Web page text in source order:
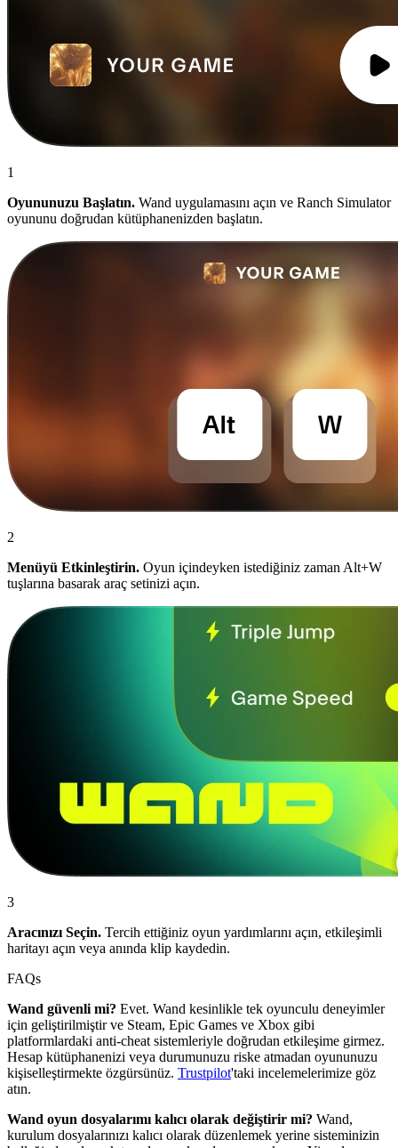
1
Oyununuzu Başlatın. Wand uygulamasını açın ve Ranch Simulator
oyununu doğrudan kütüphanenizden başlatın.
2
Menüyü Etkinleştirin. Oyun içindeyken istediğiniz zaman Alt+W
tuşlarına basarak araç setinizi açın.
3
Aracınızı Seçin. Tercih ettiğiniz oyun yardımlarını açın, etkileşimli
haritayı açın veya anında klip kaydedin.
FAQs
Wand güvenli mi? Evet. Wand kesinlikle tek oyunculu deneyimler
için geliştirilmiştir ve Steam, Epic Games ve Xbox gibi
platformlardaki anti-cheat sistemleriyle doğrudan etkileşime girmez.
Hesap kütüphanenizi veya durumunuzu riske atmadan oyununuzu
kişiselleştirmekte özgürsünüz. Trustpilot'taki incelemelerimize göz
atın.
Wand oyun dosyalarımı kalıcı olarak değiştirir mi? Wand,
kurulum dosyalarınızı kalıcı olarak düzenlemek yerine sisteminizin